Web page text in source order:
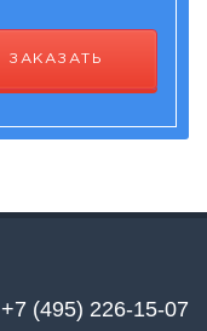
ЗАКАЗАТЬ
+7 (495) 226-15-07